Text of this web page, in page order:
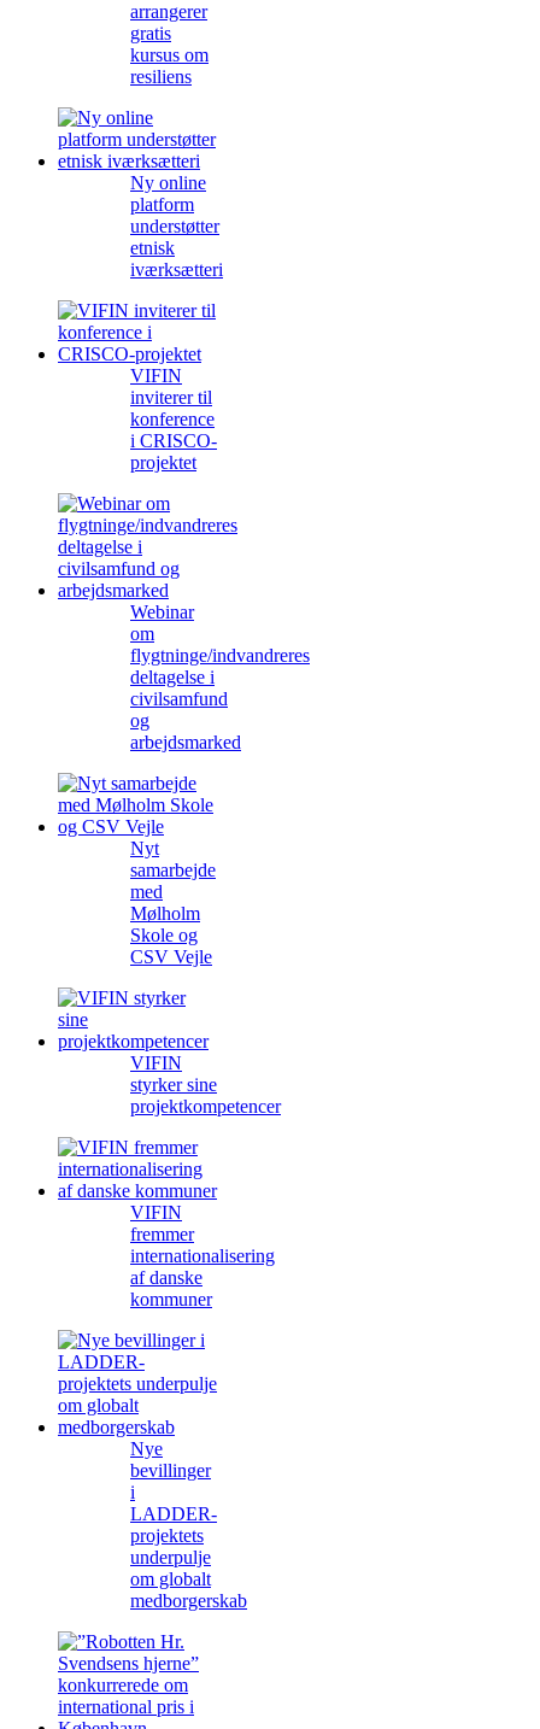
arrangerer
gratis
kursus om
resiliens
Ny online
platform
understøtter
etnisk
iværksætteri
VIFIN
inviterer til
konference
i CRISCO-
projektet
Webinar
om
flygtninge/indvandreres
deltagelse i
civilsamfund
og
arbejdsmarked
Nyt
samarbejde
med
Mølholm
Skole og
CSV Vejle
VIFIN
styrker sine
projektkompetencer
VIFIN
fremmer
internationalisering
af danske
kommuner
Nye
bevillinger
i
LADDER-
projektets
underpulje
om globalt
medborgerskab